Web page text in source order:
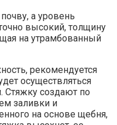
а уровень
высокий, толщину
на утрамбованный
рекомендуется
осуществляться
Стяжку создают по
заливки и
на основе щебня,